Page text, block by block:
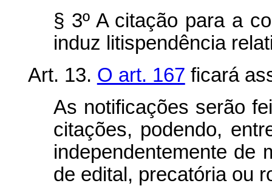
§ 3º A citação para a
induz litispendência
Art. 13. O art. 167 ficará
As notificações serão
citações, podendo,
independentemente de
de edital, precatória ou